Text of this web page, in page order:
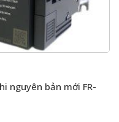
nguyên bản mới FR-